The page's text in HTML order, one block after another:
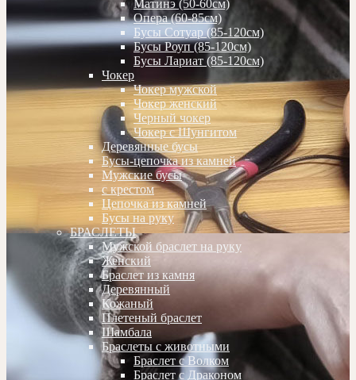
Матинэ (50-60см)
Опера (60-85см)
Бусы Сотуар (85-120см)
Бусы Роуп (85-120см)
Бусы Лариат (85-120см)
Чокер
Чокер мужской
Чокер женский
Черный чокер
Чокер с Шунгитом
Деревянные бусы
Бусы-цепочка из камней
Мужские бусы
с крестом
Цепочка из камней
Бусы на руку
БРАСЛЕТЫ
Мужской браслет на руку
Женский
Браслет из камня
Деревянный
Кожаный
Плетеный браслет
Шамбала
Браслеты с животными
Браслет с Волком
Браслет с Драконом